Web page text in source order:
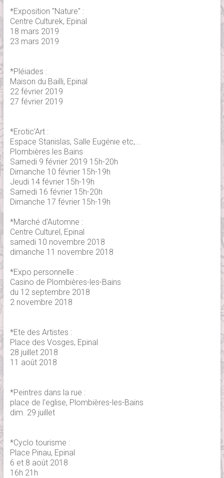
*Exposition "Nature" :
Centre Culturek, Epinal
18 mars 2019
23 mars 2019
*Pléiades :
Maison du Bailli, Epinal
22 février 2019
27 février 2019
*Erotic'Art :
Espace Stanislas, Salle Eugénie etc,...
Plombières les Bains
Samedi 9 février 2019 15h-20h
Dimanche 10 février 15h-19h
Jeudi 14 février 15h-19h
Samedi 16 février 15h-20h
Dimanche 17 février 15h-19h
*Marché d'Automne :
Centre Culturel, Epinal
samedi 10 novembre 2018
dimanche 11 novembre 2018
*Expo personnelle :
Casino de Plombières-les-Bains
du 12 septembre 2018
2 novembre 2018
*Ete des Artistes :
Place des Vosges, Epinal
28 juillet 2018
11 août 2018
*Peintres dans la rue :
place de l'eglise, Plombières-les-Bains
dim. 29 juillet
*Cyclo tourisme :
Place Pinau, Epinal
6 et 8 août 2018
16h 21h